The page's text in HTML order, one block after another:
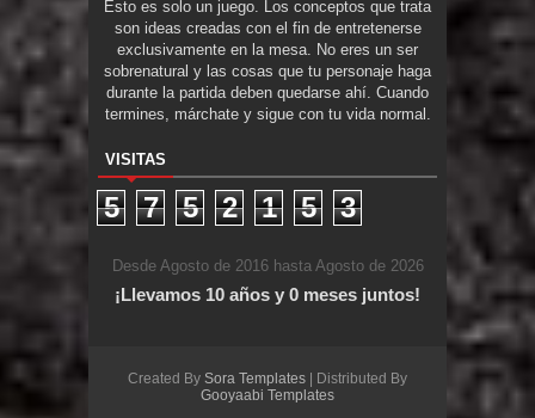
Esto es solo un juego. Los conceptos que trata
son ideas creadas con el fin de entretenerse
exclusivamente en la mesa. No eres un ser
sobrenatural y las cosas que tu personaje haga
durante la partida deben quedarse ahí. Cuando
termines, márchate y sigue con tu vida normal.
VISITAS
5 7 5 2 1 5 3
Desde Agosto de 2016 hasta Agosto de 2026
¡Llevamos 10 años y 0 meses juntos!
Created By Sora Templates | Distributed By
Gooyaabi Templates